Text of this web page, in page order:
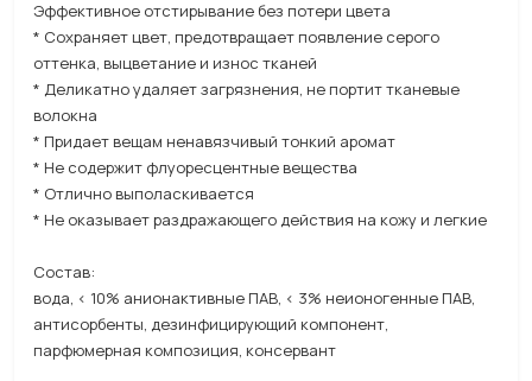
Эффективное отстирывание без потери цвета
* Сохраняет цвет, предотвращает появление серого
оттенка, выцветание и износ тканей
* Деликатно удаляет загрязнения, не портит тканевые
волокна
* Придает вещам ненавязчивый тонкий аромат
* Не содержит флуоресцентные вещества
* Отлично выполаскивается
* Не оказывает раздражающего действия на кожу и легкие
Состав:
вода, < 10% анионактивные ПАВ, < 3% неионогенные ПАВ,
антисорбенты, дезинфицирующий компонент,
парфюмерная композиция, консервант